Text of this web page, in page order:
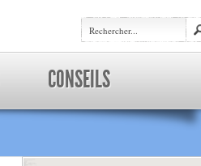
CONSEILS